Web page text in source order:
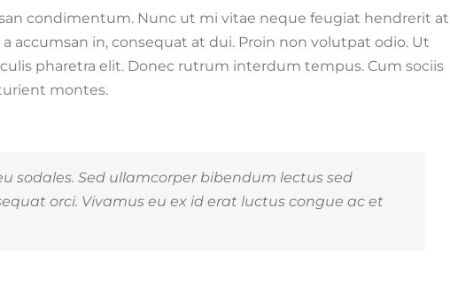
condimentum. Nunc ut mi vitae neque feugiat hendrerit at
accumsan in, consequat at dui. Proin non volutpat odio. Ut
pharetra elit. Donec rutrum interdum tempus. Cum sociis
montes.
sodales. Sed ullamcorper bibendum lectus sed
orci. Vivamus eu ex id erat luctus congue ac et